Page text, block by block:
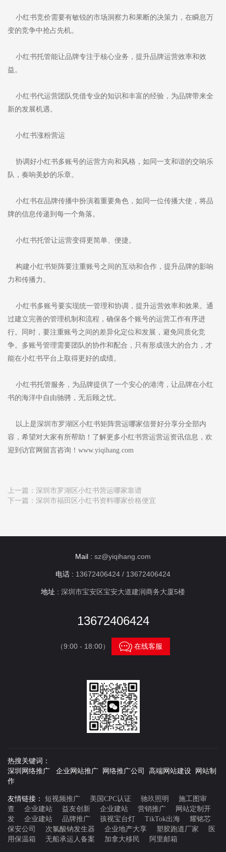
小红书竞价需要有敏锐的市场洞察力和果断的决策力，在瞬息万
变的竞争中抢占先机。
小红书托管能让品牌专注于核心业务，提升品牌运营效率和效
益。
小红书代运营团队凭借专业的知识和丰富的经验，为品牌带来全
新的发展机遇。
小红书涨粉营运
协调好小红书多账号的运营方向和风格，如同一支和谐的交响乐
队，奏响美妙的乐章。
小红书在品牌传播中扮演着重要角色，如同一位传播大使，将品
牌的信息传递到每一个角落。
小红书托管让运营变得更简单、便捷。
构建小红书矩阵要注重账号之间的互动和合作，提升品牌的影响
力和传播力。
小红书多账号要实现统一管理和协调，提升运营效率和效果。通
过建立完善的管理机制和流程，确保各个账号的运营工作有序进
行。同时，要注重账号之间的差异化定位和发展，避免同质化竞
争。多账号管理需要团队的协作和配合，只有形成强大的合力，才
能在小红书平台上取得更好的成绩。
小红书托管服务，为品牌提供了一个安心的港湾，让品牌在小红
书的海洋中自由驰骋，无后顾之忧。
以上是深圳市罗湖区小红书矩阵营运哪家信誉好分享分全部内
容，希望对大家有所帮助！了解更多小红书营运营运资讯信息，欢
迎到访官网留言咨询！www.yiqihang.com
上一篇： 深圳市罗湖区小红书营运哪家靠谱
下一篇： 深圳市福田区小红书资料哪家价格便宜
Mail : sz@yiqihang.com
电话 : 13672406424 / 13672406424
地址 : 深圳市宝安区宝安大道建润商务大厦5楼
13672406424
（9:00 - 18:00） 在线客服
热搜关键词：
深圳网络推广 企业网站推广 网络推广公司 高端网站建设 网站制
作
友情链接： 短视频推广 美国CPC认证 驰玖照明
施工图审
查
企业建站 益友创新 企业建站 营销推广
网站定制开
发
企业建站 品牌推广 孩视宝台灯 TikTok出海
耀铭芯
保安公司
次氯酸钠发生器 企业地产大享 塑胶跑道厂家
医
用保温箱
无船承运人备案 加拿大移民 阿里邮箱